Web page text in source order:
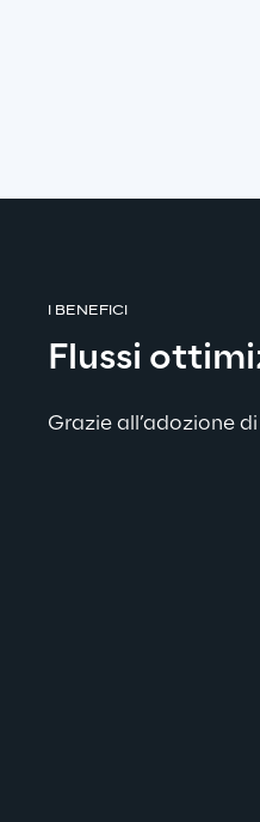
I BENEFICI
Flussi
Grazie all’adozione di